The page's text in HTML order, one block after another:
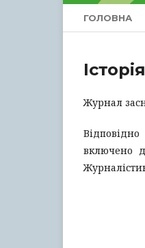
ГОЛОВНА
Журнал
Відповідно
включено